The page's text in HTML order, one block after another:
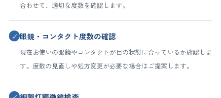
合わせて、適切な度数を確認します。
✓ 眼鏡・コンタクト度数の確認
現在お使いの眼鏡やコンタクトが目の状態に合っているか確認しま
す。度数の見直しや処方変更が必要な場合はご提案します。